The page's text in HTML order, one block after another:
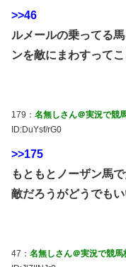
>>46
ルメールの乗ってる
ンを敵にまわすって
179： 名無しさん＠実況で競
ID:DuYsf/rG0
>>175
もともとノーザン馬
敵だろうがどうでも
47： 名無しさん＠実況で競馬